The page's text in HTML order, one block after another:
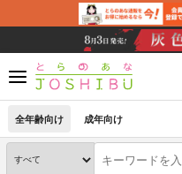
全年齢向け 成年向け